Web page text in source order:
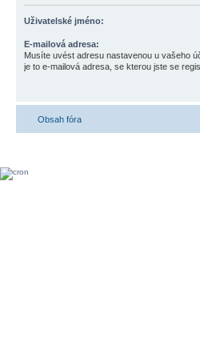
Uživatelské jméno:
E-mailová adresa:
Musíte uvést adresu nastavenou u vašeho
je to e-mailová adresa, se kterou jste se
Obsah fóra